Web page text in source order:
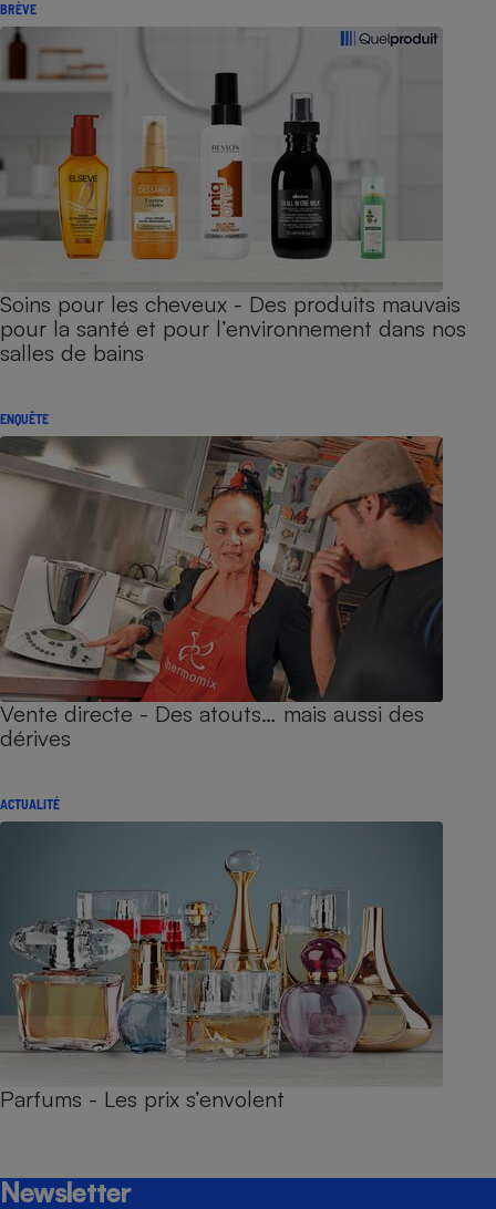
BRÈVE
Soins pour les cheveux - Des produits mauvais
pour la santé et pour l’environnement dans nos
salles de bains
ENQUÊTE
Vente directe - Des atouts… mais aussi des
dérives
ACTUALITÉ
Parfums - Les prix s’envolent
Newsletter